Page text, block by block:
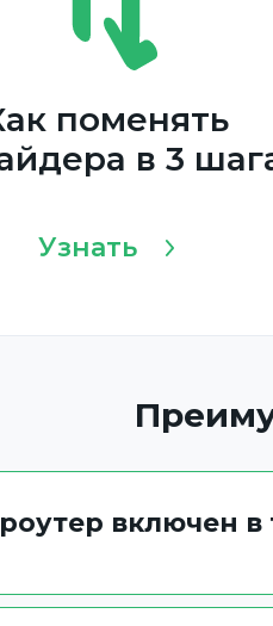
поменять
в 3
Узнать
включен